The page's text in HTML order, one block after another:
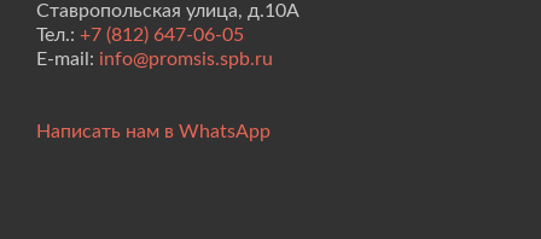
Ставропольская улица, д.10А
Тел.: +7 (812) 647-06-05
E-mail: info@promsis.spb.ru
Написать нам в WhatsApp